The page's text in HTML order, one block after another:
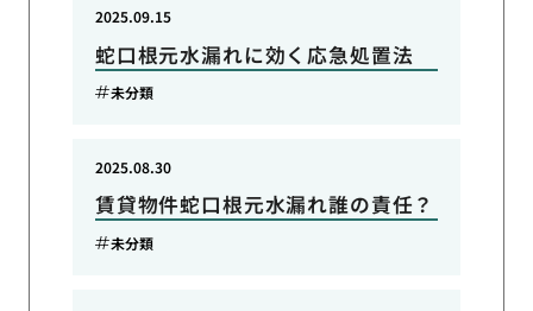
蛇口根元水漏れに効く応急処置法
2025.09.15
未分類
賃貸物件蛇口根元水漏れ誰の責任？
2025.08.30
未分類